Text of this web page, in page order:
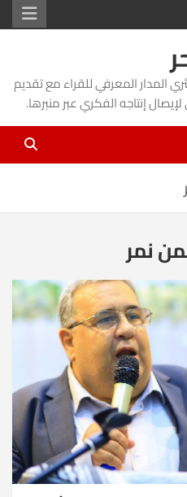
المدار المعرفي للقراء مع تقديم
إنتاجه الفكري عبر منبرها.
نمر